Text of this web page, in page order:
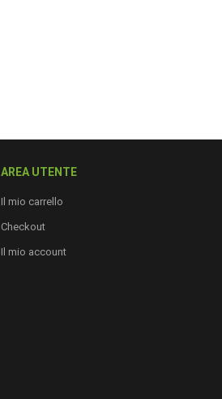
AREA UTENTE
Il mio carrello
Checkout
Il mio account